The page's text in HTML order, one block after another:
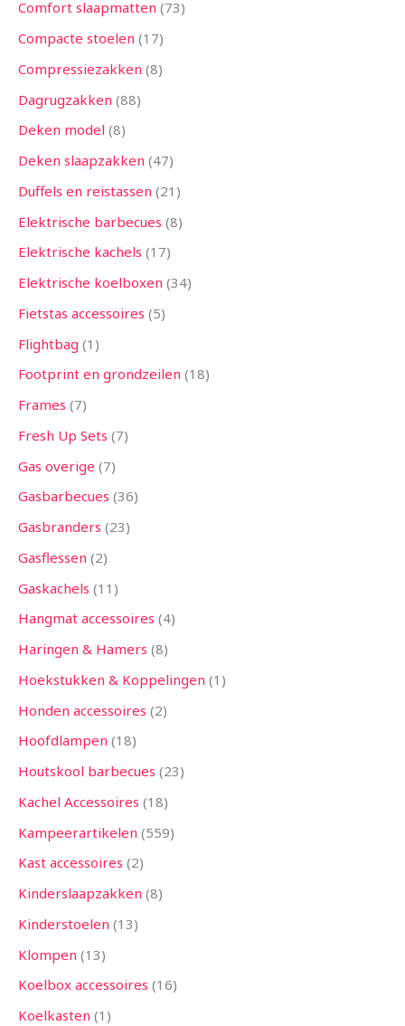
Comfort slaapmatten 73
Compacte stoelen 17
Compressiezakken 8
Dagrugzakken 88
Deken model 8
Deken slaapzakken 47
Duffels en reistassen 21
Elektrische barbecues 8
Elektrische kachels 17
Elektrische koelboxen 34
Fietstas accessoires 5
Flightbag 1
Footprint en grondzeilen 18
Frames 7
Fresh Up Sets 7
Gas overige 7
Gasbarbecues 36
Gasbranders 23
Gasflessen 2
Gaskachels 11
Hangmat accessoires 4
Haringen & Hamers 8
Hoekstukken & Koppelingen 1
Honden accessoires 2
Hoofdlampen 18
Houtskool barbecues 23
Kachel Accessoires 18
Kampeerartikelen 559
Kast accessoires 2
Kinderslaapzakken 8
Kinderstoelen 13
Klompen 13
Koelbox accessoires 16
Koelkasten 1